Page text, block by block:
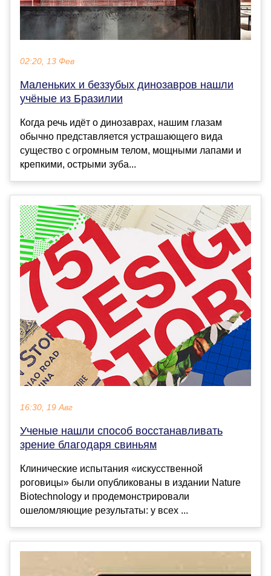
02:20, 13 Фев
Маленьких и беззубых динозавров нашли
учёные из Бразилии
Когда речь идёт о динозаврах, нашим глазам
обычно представляется устрашающего вида
существо с огромным телом, мощными лапами и
крепкими, острыми зуба...
16:30, 19 Авг
Ученые нашли способ восстанавливать
зрение благодаря свиньям
Клинические испытания «искусственной
роговицы» были опубликованы в издании Nature
Biotechnology и продемонстрировали
ошеломляющие результаты: у всех ...